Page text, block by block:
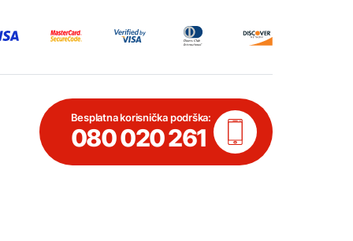
Besplatna korisnička podrška:
080 020 261